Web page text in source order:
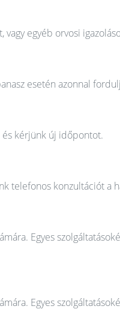
egyéb orvosi
esetén azonnal
kérjünk új időpontot.
telefonos konzultációt a
Egyes
Egyes